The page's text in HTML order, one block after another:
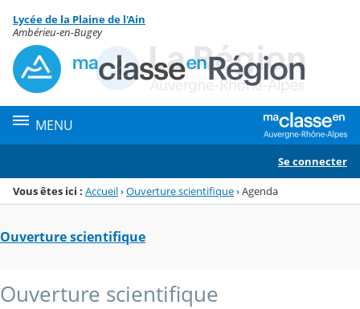
Menu de la rubrique
Contenu
Lycée de la Plaine de l'Ain
Ambérieu-en-Bugey
MENU
Se connecter
Vous êtes ici : Accueil›Ouverture scientifique›Agenda
Ouverture scientifique
Ouverture scientifique